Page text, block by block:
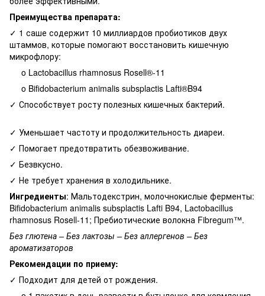
Преимущества препарата:
✓ 1 саше содержит 10 миллиардов пробиотиков двух
штаммов, которые помогают восстановить кишечную
микрофлору:
o Lactobacillus rhamnosus Rosell®-11
o Bifidobacterium animalis subsplactis Lafti®B94
✓ Способствует росту полезных кишечных бактерий.
✓ Уменьшает частоту и продолжительность диареи.
✓ Помогает предотвратить обезвоживание.
✓ Безвкусно.
✓ Не требует хранения в холодильнике.
Ингредиенты: Мальтодекстрин, молочнокислые ферменты:
Bifidobacterium animalis subsplactis Lafti B94, Lactobacillus
rhamnosus Rosell-11; Пребиотические волокна Fibregum™.
Без глютена – Без лактозы – Без аллергенов – Без
ароматизаторов
Рекомендации по приему:
✓ Подходит для детей от рождения.